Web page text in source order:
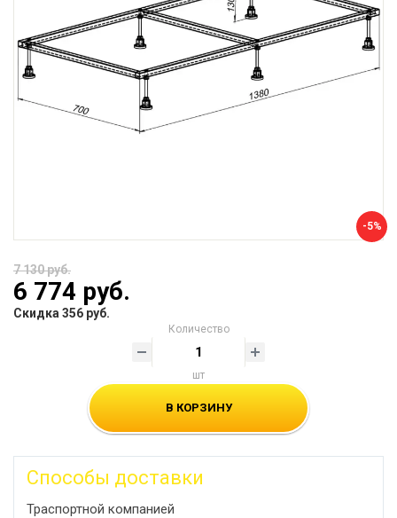
-5%
7 130 руб.
6 774 руб.
Скидка 356 руб.
Количество
шт
В КОРЗИНУ
Способы доставки
Траспортной компанией